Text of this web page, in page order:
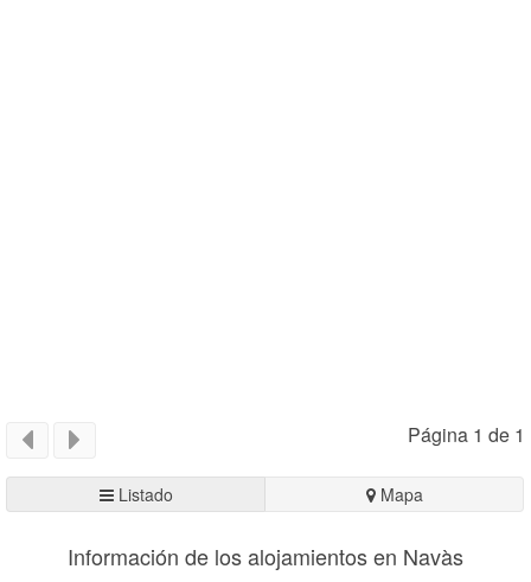
Página 1 de 1
Listado Mapa
Información de los alojamientos en Navàs